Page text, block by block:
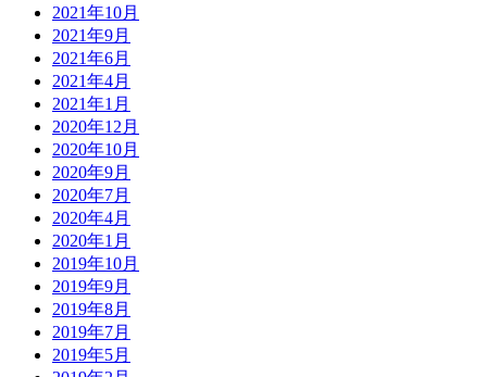
2021年10月
2021年9月
2021年6月
2021年4月
2021年1月
2020年12月
2020年10月
2020年9月
2020年7月
2020年4月
2020年1月
2019年10月
2019年9月
2019年8月
2019年7月
2019年5月